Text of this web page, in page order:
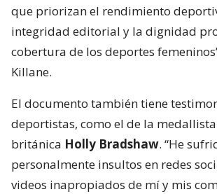
que priorizan el rendimiento
integridad editorial y la dignidad
cobertura de los deportes
Killane.
El documento también tiene
deportistas, como el de la
británica Holly Bradshaw. “He
personalmente insultos en redes
videos inapropiados de mí y mis